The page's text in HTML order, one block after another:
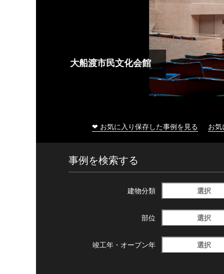
大船渡市民文化会館
❤ お気に入り保存した事例を見る お
事例を検索する
建物分類 選択
部位 選択
竣工年・ オープン年 選択